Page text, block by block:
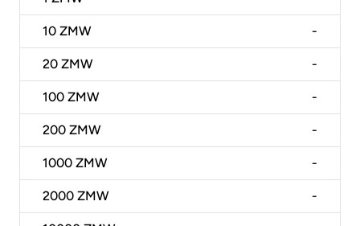
10 ZMW -
20 ZMW -
100 ZMW -
200 ZMW -
1000 ZMW -
2000 ZMW -